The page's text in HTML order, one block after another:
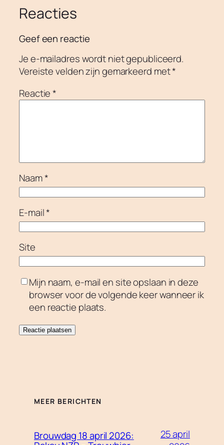
Reacties
Geef een reactie
Je e-mailadres wordt niet gepubliceerd.
Vereiste velden zijn gemarkeerd met*
Reactie*
Naam*
E-mail*
Site
Mijn naam, e-mail en site opslaan in deze
browser voor de volgende keer wanneer ik
een reactie plaats.
MEER BERICHTEN
Brouwdag 18 april 2026:
25 april